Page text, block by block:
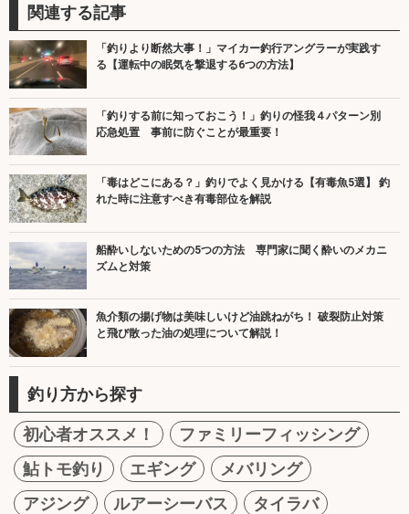
関連する記事
「釣りより断然大事！」マイカー釣行アングラーが実践す
る【運転中の眠気を撃退する6つの方法】
「釣りする前に知っておこう！」釣りの怪我４パターン別
応急処置 事前に防ぐことが最重要！
「毒はどこにある？」釣りでよく見かける【有毒魚5選】 釣
れた時に注意すべき有毒部位を解説
船酔いしないための5つの方法 専門家に聞く酔いのメカニ
ズムと対策
魚介類の揚げ物は美味しいけど油跳ねがち！ 破裂防止対策
と飛び散った油の処理について解説！
釣り方から探す
初心者オススメ！
ファミリーフィッシング
鮎トモ釣り
エギング
メバリング
アジング
ルアーシーバス
タイラバ